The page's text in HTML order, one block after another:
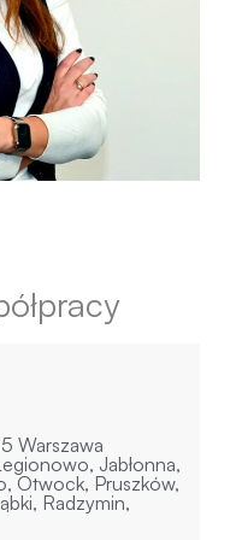
Warszawa
Jabłonna,
Otwock, Pruszków,
Radzymin,